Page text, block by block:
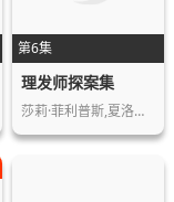
第6集
理发师探案集
莎莉·菲利普斯,夏洛特·乔丹,本·卡斯…